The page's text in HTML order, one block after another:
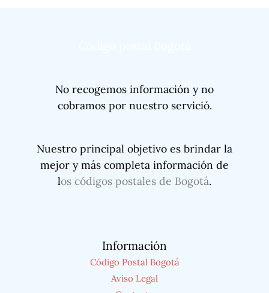
No recogemos información y no
cobramos por nuestro servició.
Nuestro principal objetivo es brindar la
mejor y más completa información de
los códigos postales de Bogotá.
Información
Código Postal Bogotá
Aviso Legal